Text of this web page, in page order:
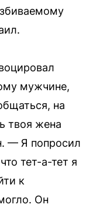
мужчине,
на
твоя жена
— Я попросил
тет-а-тет я
к
Он